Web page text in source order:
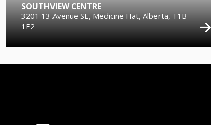
SOUTHVIEW CENTRE
3201 13 Avenue SE, Medicine Hat, Alberta, T1B
1E2